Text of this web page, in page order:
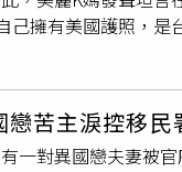
白瑜進一步澄清
常契約流程進行，
法，她表示，每個
予以否認。她說明
束合作，並非如
館泡湯等內容。她
擁有美國護照，
侶同居在一起，2年
保有多好用！」遭
？」並配上文字「
，美國會派專機來
來就是為了生活
苦主淚控移民
一對異國戀夫妻被